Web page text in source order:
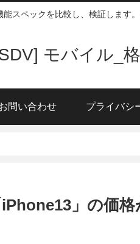
スペックを比較し、検証します
モバイル_
問い合わせ プライバシ
」の価